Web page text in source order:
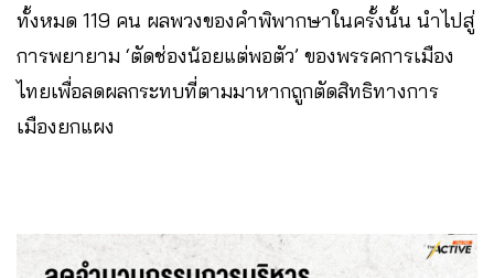
ทั้งหมด 119 คน ผลพวงของคำพิพากษาในครั้งนั้น นำไปสู่
การพยายาม ‘ตัดช่องน้อยแต่พอตัว’ ของพรรคการเมือง
ไทยเพื่อลดผลกระทบที่ตามมาหากถูกตัดสิทธิทางการ
เมืองยกแผง